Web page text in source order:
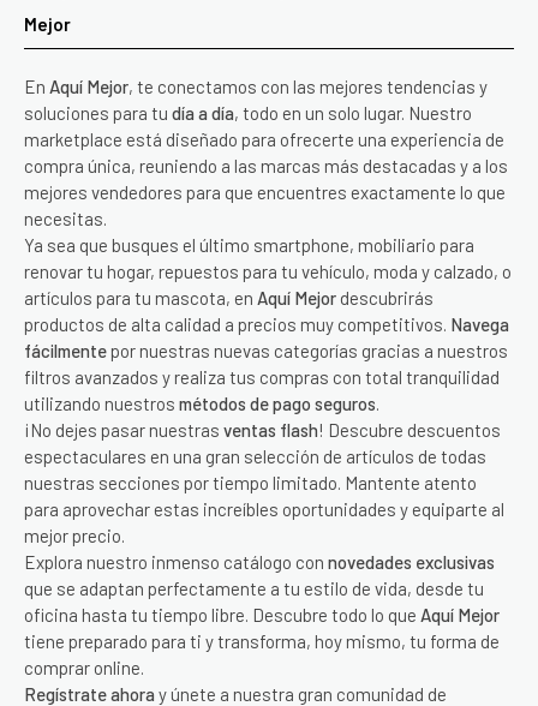
Mejor
En Aquí Mejor, te conectamos con las mejores tendencias y
soluciones para tu día a día, todo en un solo lugar. Nuestro
marketplace está diseñado para ofrecerte una experiencia de
compra única, reuniendo a las marcas más destacadas y a los
mejores vendedores para que encuentres exactamente lo que
necesitas.
Ya sea que busques el último smartphone, mobiliario para
renovar tu hogar, repuestos para tu vehículo, moda y calzado, o
artículos para tu mascota, en Aquí Mejor descubrirás
productos de alta calidad a precios muy competitivos. Navega
fácilmente por nuestras nuevas categorías gracias a nuestros
filtros avanzados y realiza tus compras con total tranquilidad
utilizando nuestros métodos de pago seguros.
¡No dejes pasar nuestras ventas flash! Descubre descuentos
espectaculares en una gran selección de artículos de todas
nuestras secciones por tiempo limitado. Mantente atento
para aprovechar estas increíbles oportunidades y equiparte al
mejor precio.
Explora nuestro inmenso catálogo con novedades exclusivas
que se adaptan perfectamente a tu estilo de vida, desde tu
oficina hasta tu tiempo libre. Descubre todo lo que Aquí Mejor
tiene preparado para ti y transforma, hoy mismo, tu forma de
comprar online.
Regístrate ahora y únete a nuestra gran comunidad de